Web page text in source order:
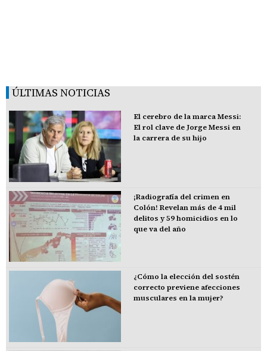
ÚLTIMAS NOTICIAS
El cerebro de la marca Messi:
El rol clave de Jorge Messi en
la carrera de su hijo
¡Radiografía del crimen en
Colón! Revelan más de 4 mil
delitos y 59 homicidios en lo
que va del año
¿Cómo la elección del sostén
correcto previene afecciones
musculares en la mujer?